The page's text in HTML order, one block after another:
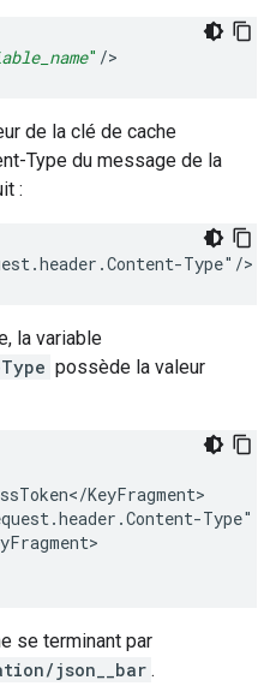
" />
de la clé de cache
Type du message de la
:
Type"/>
la variable
possède la valeur
KeyFragment>
Type" /
se terminant par
json__bar .